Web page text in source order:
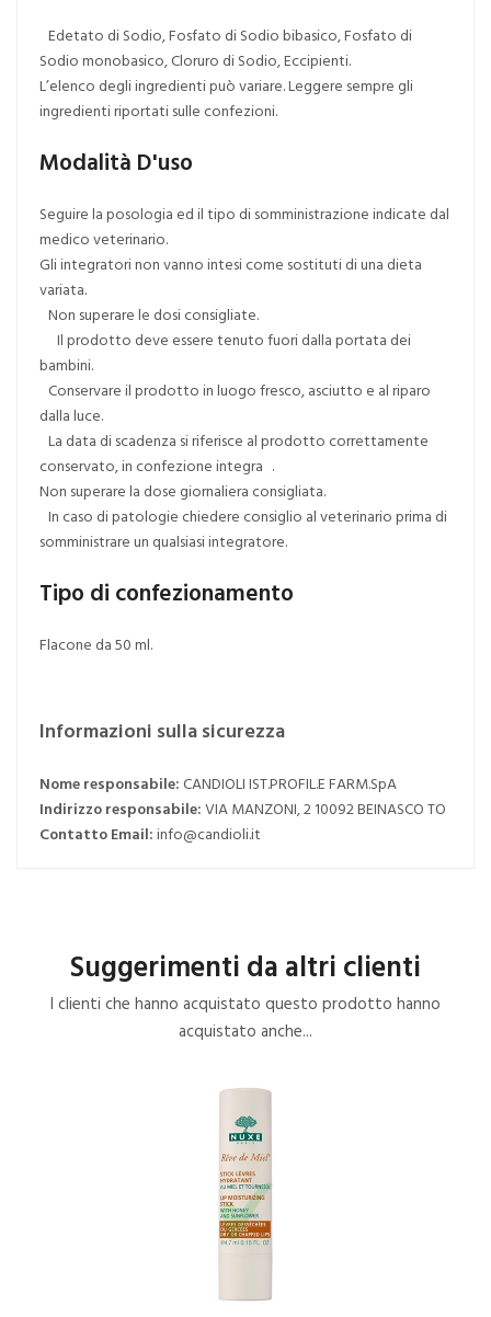
Edetato di Sodio, Fosfato di Sodio bibasico, Fosfato di
Sodio monobasico, Cloruro di Sodio, Eccipienti.
L’elenco degli ingredienti può variare. Leggere sempre gli
ingredienti riportati sulle confezioni.
Modalità D'uso
Seguire la posologia ed il tipo di somministrazione indicate dal
medico veterinario.
Gli integratori non vanno intesi come sostituti di una dieta
variata.
Non superare le dosi consigliate.
Il prodotto deve essere tenuto fuori dalla portata dei
bambini.
Conservare il prodotto in luogo fresco, asciutto e al riparo
dalla luce.
La data di scadenza si riferisce al prodotto correttamente
conservato, in confezione integra .
Non superare la dose giornaliera consigliata.
In caso di patologie chiedere consiglio al veterinario prima di
somministrare un qualsiasi integratore.
Tipo di confezionamento
Flacone da 50 ml.
Informazioni sulla sicurezza
Nome responsabile:CANDIOLI IST.PROFIL.E FARM.SpA
Indirizzo responsabile:VIA MANZONI, 2 10092 BEINASCO TO
Contatto Email:info@candioli.it
Suggerimenti da altri clienti
I clienti che hanno acquistato questo prodotto hanno
acquistato anche...